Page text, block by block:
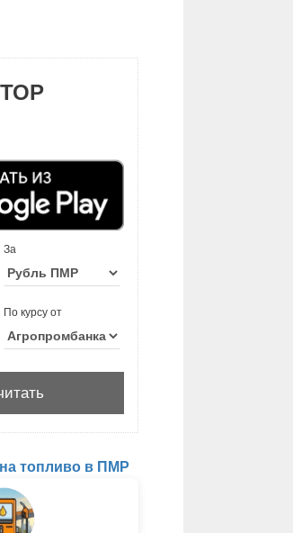
За
По курсу от
топливо в ПМР